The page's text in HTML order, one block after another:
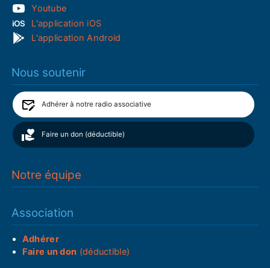
Youtube
L'application iOS
L'application Android
Nous soutenir
Adhérer à notre radio associative
Faire un don (déductible)
Notre équipe
Association
Adhérer
Faire un don (déductible)